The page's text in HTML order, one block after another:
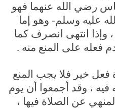
رضي الله عنهما فهو
عليه وسلم- وهو إما
وإذا انتهى انصرف كما
فعله على المنع منه .
فعل خير فلا يجب المنع
فيه ، وقد أجمعوا أن يوم
عن الصلاة فيها ،